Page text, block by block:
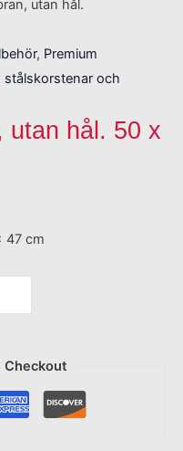
utan hål.
, Premium
stålskorstenar och
utan hål. 50 x
47 cm
Checkout